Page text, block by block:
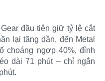
đầu tiên giữ tỷ lệ cắt
lại tăng dần, đến Metal
choáng ngợp 40%, đỉnh
dài 71 phút – chỉ ngắn